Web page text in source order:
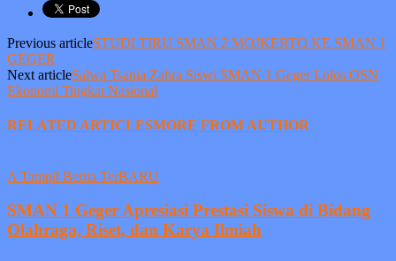
Previous articleSTUDI TIRU SMAN 2 MOJKERTO KE SMAN 1
GEGER
Next articleSalwa Tsania Zahra Siswi SMAN 1 Geger Lolos OSN
Ekonomi Tingkat Nasional
RELATED ARTICLESMORE FROM AUTHOR
A Tampil Berita TerBARU
SMAN 1 Geger Apresiasi Prestasi Siswa di Bidang
Olahraga, Riset, dan Karya Ilmiah